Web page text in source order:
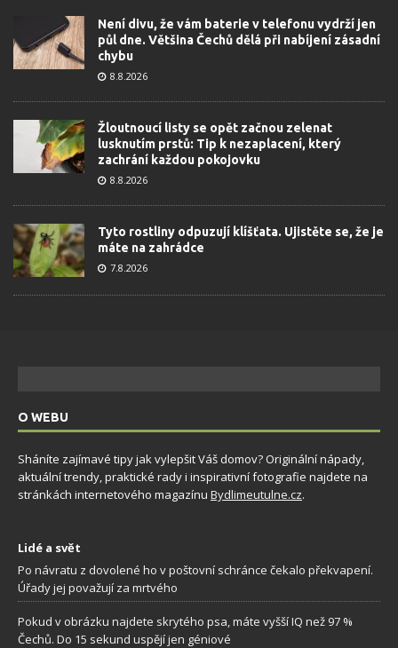
Není divu, že vám baterie v telefonu vydrží jen
půl dne. Většina Čechů dělá při nabíjení zásadní
chybu
8.8.2026
Žloutnoucí listy se opět začnou zelenat
lusknutím prstů: Tip k nezaplacení, který
zachrání každou pokojovku
8.8.2026
Tyto rostliny odpuzují klíšťata. Ujistěte se, že je
máte na zahrádce
7.8.2026
O WEBU
Sháníte zajímavé tipy jak vylepšit Váš domov? Originální nápady,
aktuální trendy, praktické rady i inspirativní fotografie najdete na
stránkách internetového magazínu Bydlimeutulne.cz.
Lidé a svět
Po návratu z dovolené ho v poštovní schránce čekalo překvapení.
Úřady jej považují za mrtvého
Pokud v obrázku najdete skrytého psa, máte vyšší IQ než 97 %
Čechů. Do 15 sekund uspějí jen géniové